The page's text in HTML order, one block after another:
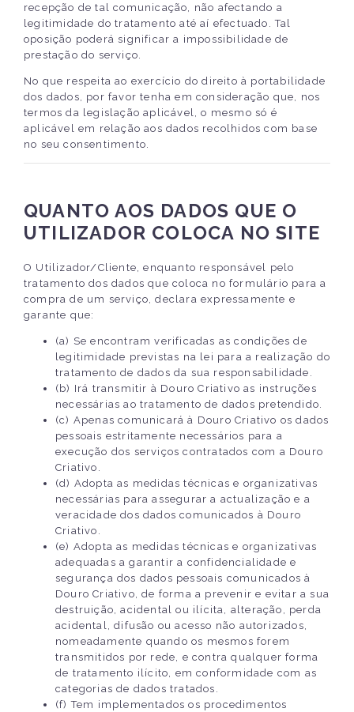
recepção de tal comunicação, não afectando a
legitimidade do tratamento até aí efectuado. Tal
oposição poderá significar a impossibilidade de
prestação do serviço.
No que respeita ao exercício do direito à portabilidade
dos dados, por favor tenha em consideração que, nos
termos da legislação aplicável, o mesmo só é
aplicável em relação aos dados recolhidos com base
no seu consentimento.
QUANTO AOS DADOS QUE O
UTILIZADOR COLOCA NO SITE
O Utilizador/Cliente, enquanto responsável pelo
tratamento dos dados que coloca no formulário para a
compra de um serviço, declara expressamente e
garante que:
(a) Se encontram verificadas as condições de
legitimidade previstas na lei para a realização do
tratamento de dados da sua responsabilidade.
(b) Irá transmitir à Douro Criativo as instruções
necessárias ao tratamento de dados pretendido.
(c) Apenas comunicará à Douro Criativo os dados
pessoais estritamente necessários para a
execução dos serviços contratados com a Douro
Criativo.
(d) Adopta as medidas técnicas e organizativas
necessárias para assegurar a actualização e a
veracidade dos dados comunicados à Douro
Criativo.
(e) Adopta as medidas técnicas e organizativas
adequadas a garantir a confidencialidade e
segurança dos dados pessoais comunicados à
Douro Criativo, de forma a prevenir e evitar a sua
destruição, acidental ou ilícita, alteração, perda
acidental, difusão ou acesso não autorizados,
nomeadamente quando os mesmos forem
transmitidos por rede, e contra qualquer forma
de tratamento ilícito, em conformidade com as
categorias de dados tratados.
(f) Tem implementados os procedimentos